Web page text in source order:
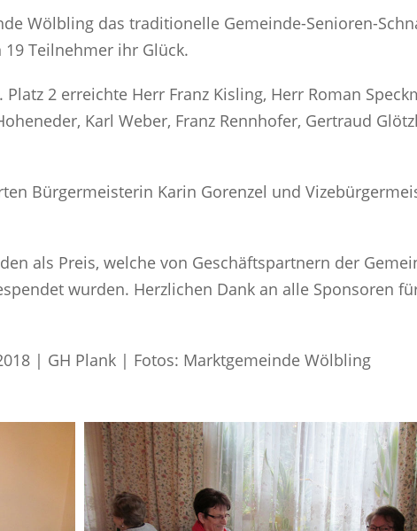
Wölbling das traditionelle Gemeinde-Senioren-
Teilnehmer ihr Glück.
2 erreichte Herr Franz Kisling, Herr Roman
Karl Weber, Franz Rennhofer, Gertraud
Bürgermeisterin Karin Gorenzel und
als Preis, welche von Geschäftspartnern der
wurden. Herzlichen Dank an alle Sponsoren
| GH Plank | Fotos: Marktgemeinde Wölbling